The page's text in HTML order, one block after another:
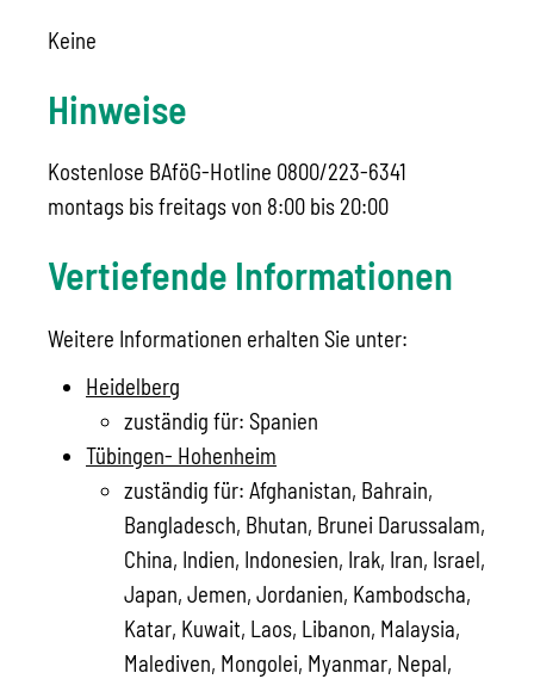
Keine
Hinweise
Kostenlose BAföG-Hotline 0800/223-6341
montags bis freitags von 8:00 bis 20:00
Vertiefende Informationen
Weitere Informationen erhalten Sie unter:
Heidelberg
zuständig für: Spanien
Tübingen- Hohenheim
zuständig für: Afghanistan, Bahrain,
Bangladesch, Bhutan, Brunei Darussalam,
China, Indien, Indonesien, Irak, Iran, Israel,
Japan, Jemen, Jordanien, Kambodscha,
Katar, Kuwait, Laos, Libanon, Malaysia,
Malediven, Mongolei, Myanmar, Nepal,